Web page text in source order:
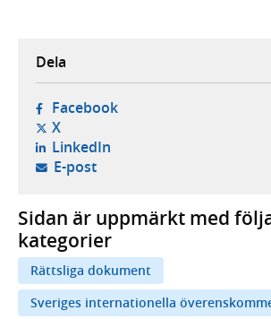
Dela
Facebook- öppnas i ny flik,
X- öppnas i ny flik, extern
LinkedIn- öppnas i ny flik,
E-post- öppnar din e-postklient,
Sidan är uppmärkt med
kategorier
Rättsliga dokument
Sveriges internationella